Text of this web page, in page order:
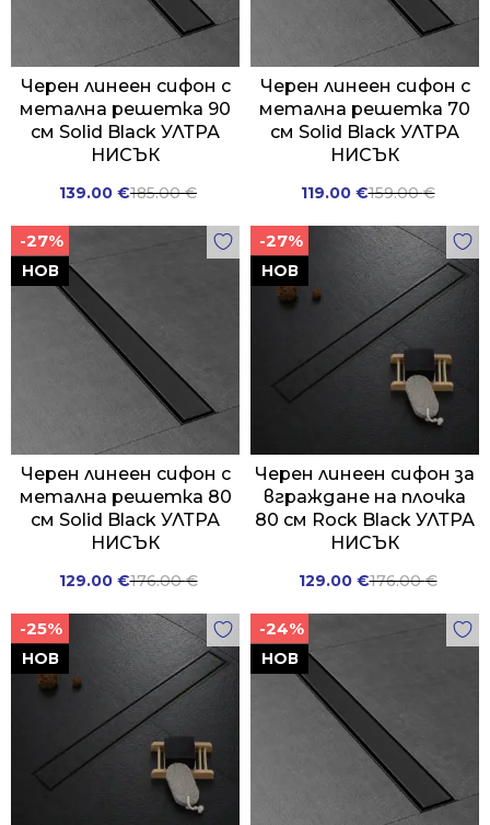
Черен линеен сифон с
метална решетка 90
см Solid Black УЛТРА
НИСЪК
185.00€
Original
139.00 €Current
Черен линеен сифон с
метална решетка 70
см Solid Black УЛТРА
НИСЪК
159.00€
Original
was:
159.00 €.
119.00 €Current
is:
119.00 €.
НОВ
-27%
Черен линеен сифон с
метална решетка 80
см Solid Black УЛТРА
НИСЪК
176.00€
Original
was:
176.00 €.
129.00 €Current
is:
129.00 €.
НОВ
-27%
Черен линеен сифон за
вграждане на плочка
80 см Rock Black УЛТРА
НИСЪК
176.00€
Original
129.00 €Current
НОВ
-25%
НОВ
-24%